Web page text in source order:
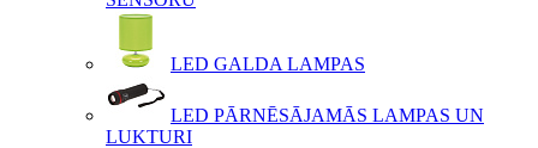
LED GALDA LAMPAS
LED PĀRNĒSĀJAMĀS LAMPAS UN
LUKTURI